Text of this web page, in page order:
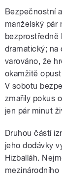
Bezpečnostní
manželský pár
bezprostředně
dramatický; na
varováno, že
okamžitě
V sobotu
zmařily pokus
jen pár minut
Druhou částí
jeho dodávky
Hizballáh.
mezinárodního